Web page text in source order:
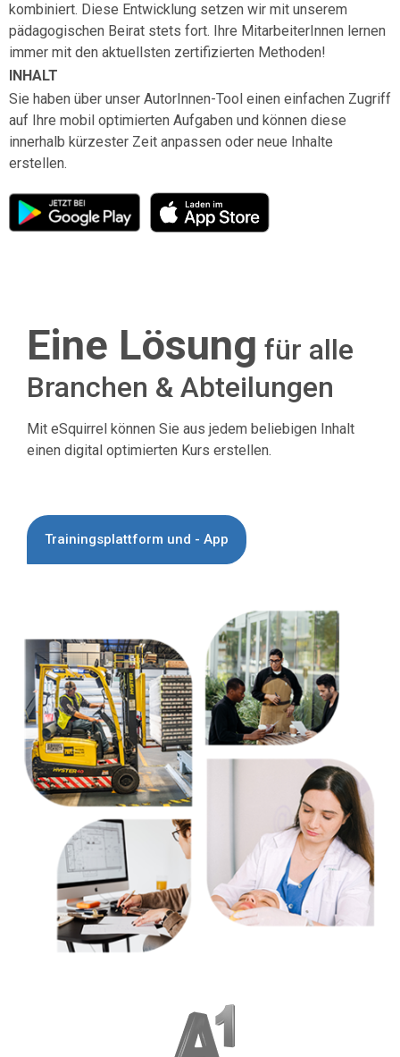
kombiniert. Diese Entwicklung setzen wir mit unserem
pädagogischen Beirat stets fort. Ihre MitarbeiterInnen lernen
immer mit den aktuellsten zertifizierten Methoden!
INHALT
Sie haben über unser AutorInnen-Tool einen einfachen Zugriff
auf Ihre mobil optimierten Aufgaben und können diese
innerhalb kürzester Zeit anpassen oder neue Inhalte
erstellen.
Eine Lösung für alle
Branchen & Abteilungen
Mit eSquirrel können Sie aus jedem beliebigen Inhalt
einen digital optimierten Kurs erstellen.
Trainingsplattform und - App